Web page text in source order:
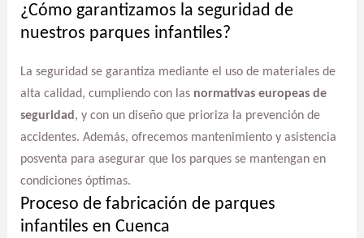
¿Cómo garantizamos la seguridad de
nuestros parques infantiles?
La seguridad se garantiza mediante el uso de materiales de
alta calidad, cumpliendo con las normativas europeas de
seguridad , y con un diseño que prioriza la prevención de
accidentes. Además, ofrecemos mantenimiento y asistencia
posventa para asegurar que los parques se mantengan en
condiciones óptimas.
Proceso de fabricación de parques
infantiles en Cuenca